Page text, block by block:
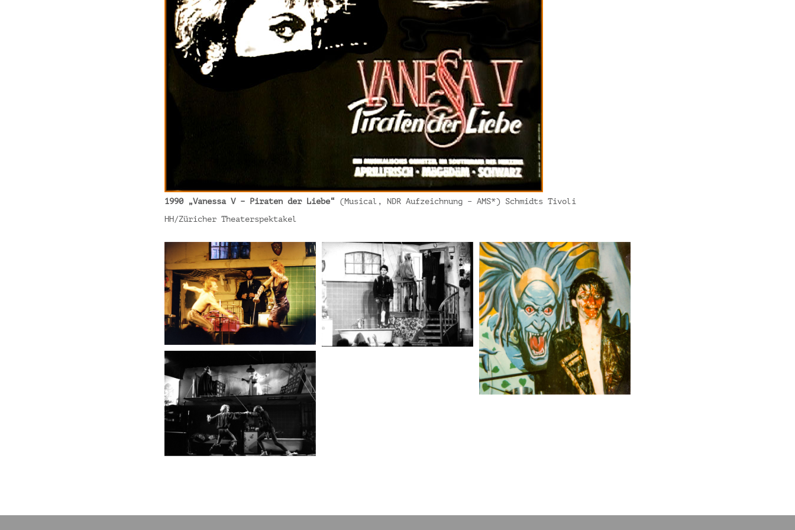
1990 „Vanessa V – Piraten der Liebe“ (Musical, NDR Aufzeichnung – AMS*) Schmidts Tivoli
HH/Züricher Theaterspektakel